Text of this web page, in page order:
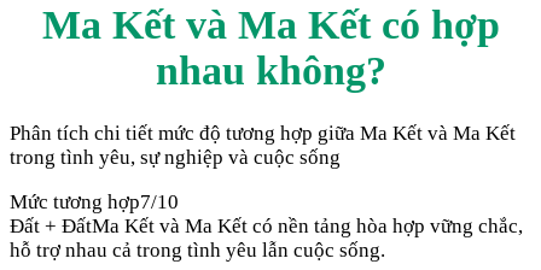
Ma Kếtvà Ma Kếtcó hợp
nhau không?
Phân tích chi tiết mức độ tương hợp giữa Ma Kết và Ma Kết
trong tình yêu, sự nghiệp và cuộc sống
Mức tương hợp7/10
Đất + ĐấtMa Kết và Ma Kết có nền tảng hòa hợp vững chắc,
hỗ trợ nhau cả trong tình yêu lẫn cuộc sống.